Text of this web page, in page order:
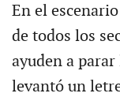
En el
de todos los
ayuden a
levantó un